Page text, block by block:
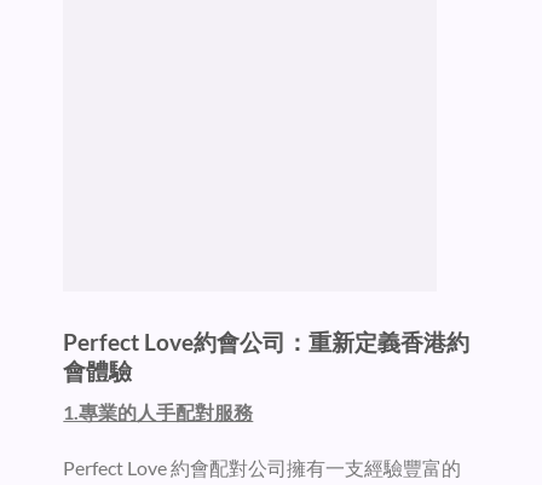
Perfect Love約會公司：重新定義香港約
會體驗
1.專業的人手配對服務
Perfect Love 約會配對公司擁有一支經驗豐富的